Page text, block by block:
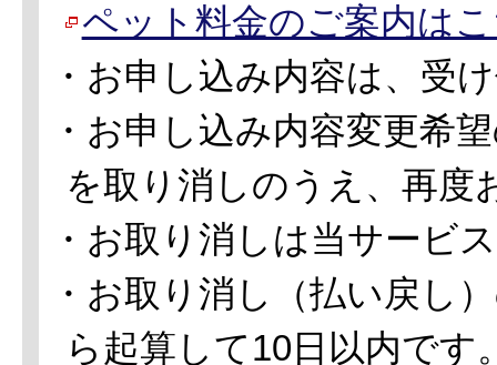
ペット料金のご案内は
・お申し込み内容は、受
・お申し込み内容変更希
を取り消しのうえ、再度
・お取り消しは当サービ
・お取り消し（払い戻し
ら起算して10日以内です